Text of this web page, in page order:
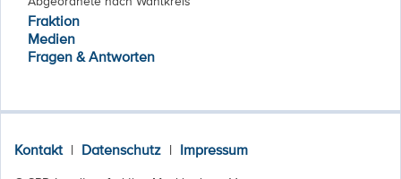
Fraktion
Medien
Fragen & Antworten
Kontakt | Datenschutz | Impressum